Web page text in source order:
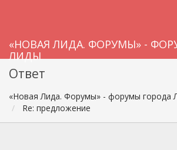
«НОВАЯ ЛИДА. ФОРУМЫ» -
ЛИДЫ
Ответ
«Новая Лида. Форумы» - форумы города
Re: предложение